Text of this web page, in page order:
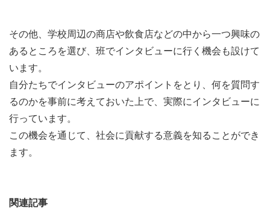
その他、学校周辺の商店や飲食店などの中から一つ興味の
あるところを選び、班でインタビューに行く機会も設けて
います。
自分たちでインタビューのアポイントをとり、何を質問す
るのかを事前に考えておいた上で、実際にインタビューに
行っています。
この機会を通じて、社会に貢献する意義を知ることができ
ます。
関連記事